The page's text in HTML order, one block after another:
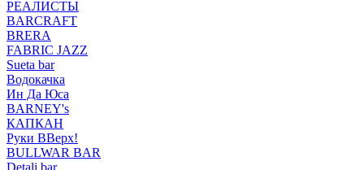
РЕАЛИСТЫ
BARCRAFT
BRERA
FABRIC JAZZ
Sueta bar
Водокачка
Ин Да Юса
BARNEY's
КАПКАН
Руки ВВерх!
BULLWAR BAR
Detali.bar